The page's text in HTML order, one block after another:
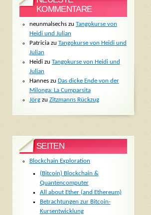
KOMMENTARE
neunmalsechszu Tangokurse von
Heidi und Julian
Patriciazu Tangokurse von Heidi und
Julian
Heidizu Tangokurse von Heidi und
Julian
Hanneszu Das dicke Ende von der
Milonga: La Cumparsita
Jörgzu Zitzmanns Rückzug
SEITEN
Blockchain Exploration
(Bitcoin) Blockchain &
Quantencomputer
All about Ether (and Ethereum)
Betrachtungen zur Bitcoin-
Kursentwicklung